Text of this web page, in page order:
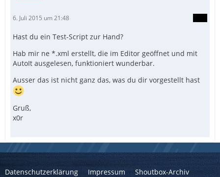
6. Juli 2015 um 21:48
Hast du ein Test-Script zur Hand?
Hab mir ne *.xml erstellt, die im Editor geöffnet und mit
AutoIt ausgelesen, funktioniert wunderbar.
Ausser das ist nicht ganz das, was du dir vorgestellt hast
Gruß,
x0r
Datenschutzerklärung Impressum Shoutbox-Archiv